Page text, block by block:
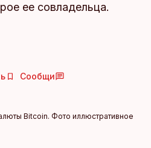
ее совладельца.
Сообщи
Bitcoin. Фото иллюстративное